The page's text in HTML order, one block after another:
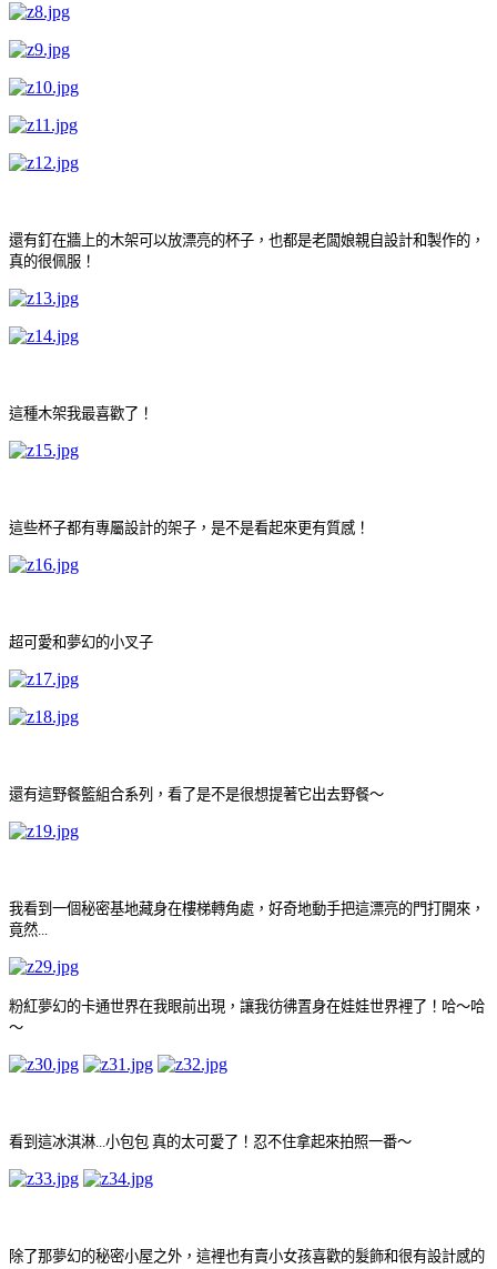
還有釘在牆上的木架可以放漂亮的杯子，也都是老闆娘親自設計和製作的，
真的很佩服！
這種木架我最喜歡了！
這些杯子都有專屬設計的架子，是不是看起來更有質感！
超可愛和夢幻的小叉子
還有這野餐籃組合系列，看了是不是很想提著它出去野餐～
我看到一個秘密基地藏身在樓梯轉角處，好奇地動手把這漂亮的門打開來，
竟然...
粉紅夢幻的卡通世界在我眼前出現，讓我彷彿置身在娃娃世界裡了！哈～哈
～
看到這冰淇淋...小包包 真的太可愛了！忍不住拿起來拍照一番～
除了那夢幻的秘密小屋之外，這裡也有賣小女孩喜歡的髮飾和很有設計感的